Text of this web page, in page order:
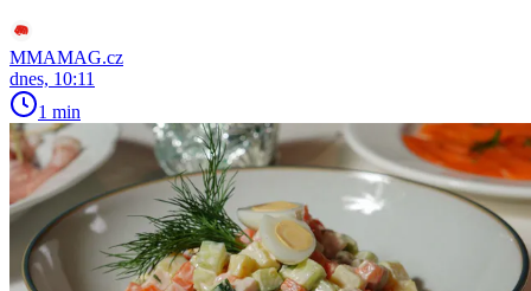
MMAMAG.cz
dnes, 10:11
1 min